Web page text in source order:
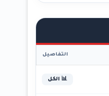
التفاصيل
📊 الكل